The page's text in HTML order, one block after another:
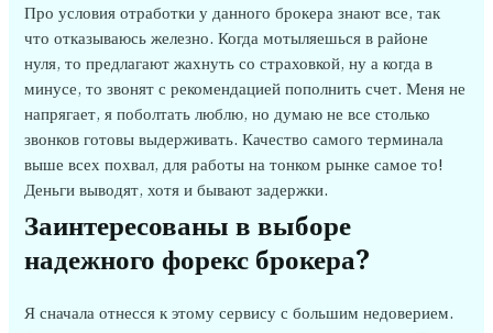
Про условия отработки у данного брокера знают все, так
что отказываюсь железно. Когда мотыляешься в районе
нуля, то предлагают жахнуть со страховкой, ну а когда в
минусе, то звонят с рекомендацией пополнить счет. Меня не
напрягает, я поболтать люблю, но думаю не все столько
звонков готовы выдерживать. Качество самого терминала
выше всех похвал, для работы на тонком рынке самое то!
Деньги выводят, хотя и бывают задержки.
Заинтересованы в выборе
надежного форекс брокера?
Я сначала отнесся к этому сервису с большим недоверием.